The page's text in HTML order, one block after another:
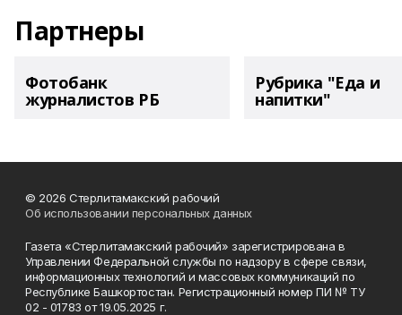
Партнеры
Фотобанк
журналистов РБ
Рубрика "Еда и
напитки"
© 2026 Стерлитамакский рабочий
Об использовании персональных данных
Газета «Стерлитамакский рабочий» зарегистрирована в
Управлении Федеральной службы по надзору в сфере связи,
информационных технологий и массовых коммуникаций по
Республике Башкортостан. Регистрационный номер ПИ № ТУ
02 - 01783 от 19.05.2025 г.